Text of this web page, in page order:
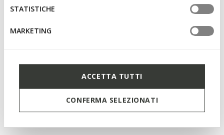
STATISTICHE
MARKETING
ACCETTA TUTTI
CONFERMA SELEZIONATI
Shoes developed in partnership with the Italian
Excellent flexibility guaranteed by the Flexy System
tread
Quick and easy to put on
Riptape fastening; Removable insole